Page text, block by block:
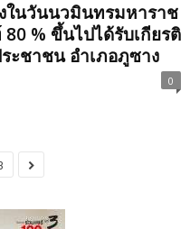
ในวันนวมินทรมหาราช
% ขึ้นไปได้รับเกียรติ
ะชาชน อำเภอภูซาง
0